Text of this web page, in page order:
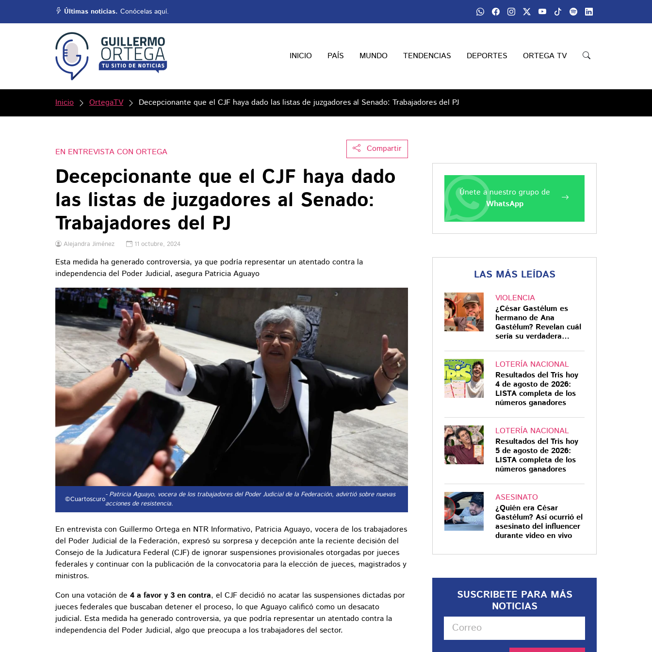
Últimas noticias. Conócelas aquí.
INICIO PAÍS MUNDO TENDENCIAS DEPORTES ORTEGA TV
Inicio OrtegaTV Decepcionante que el CJF haya dado las listas de juzgadores al Senado: Trabajadores del PJ
Compartir
EN ENTREVISTA CON ORTEGA
Decepcionante que el CJF haya dado
las listas de juzgadores al Senado:
Trabajadores del PJ
Alejandra Jiménez 11 octubre, 2024
Esta medida ha generado controversia, ya que podría representar un atentado contra la
independencia del Poder Judicial, asegura Patricia Aguayo
©Cuartoscuro- Patricia Aguayo, vocera de los trabajadores del Poder Judicial de la Federación, advirtió sobre nuevas
acciones de resistencia.
En entrevista con Guillermo Ortega en NTR Informativo, Patricia Aguayo, vocera de los trabajadores
del Poder Judicial de la Federación, expresó su sorpresa y decepción ante la reciente decisión del
Consejo de la Judicatura Federal (CJF) de ignorar suspensiones provisionales otorgadas por jueces
federales y continuar con la publicación de la convocatoria para la elección de jueces, magistrados y
ministros.
Con una votación de 4 a favor y 3 en contra, el CJF decidió no acatar las suspensiones dictadas por
jueces federales que buscaban detener el proceso, lo que Aguayo calificó como un desacato
judicial. Esta medida ha generado controversia, ya que podría representar un atentado contra la
independencia del Poder Judicial, algo que preocupa a los trabajadores del sector.
Únete a nuestro grupo de
WhatsApp
LAS MÁS LEÍDAS
VIOLENCIA
¿César Gastélum es
hermano de Ana
Gastélum? Revelan cuál
sería su verdadera
LOTERÍA NACIONAL
Resultados del Tris hoy
4 de agosto de 2026:
LISTA completa de los
números ganadores
LOTERÍA NACIONAL
Resultados del Tris hoy
5 de agosto de 2026:
LISTA completa de los
números ganadores
ASESINATO
¿Quién era César
Gastélum? Así ocurrió el
asesinato del influencer
durante video en vivo
SUSCRIBETE PARA MÁS
NOTICIAS